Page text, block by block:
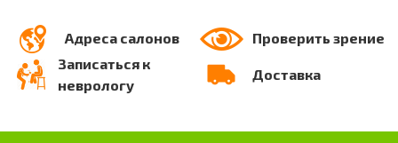
Адреса салонов
Проверить зрение
Записаться к
неврологу
Доставка